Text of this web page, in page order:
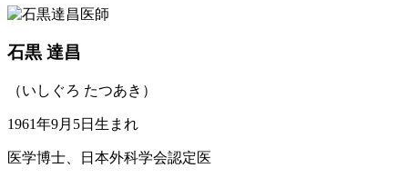
石黒 達昌
（いしぐろ たつあき）
1961年9月5日生まれ
医学博士、日本外科学会認定医